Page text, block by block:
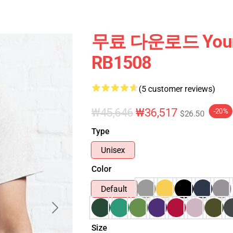
무료 다운로드
RB1508
(5 customer reviews)
₩45,646₩36,517 $26.50 -20%
Type
Unisex
Color
Default
Size